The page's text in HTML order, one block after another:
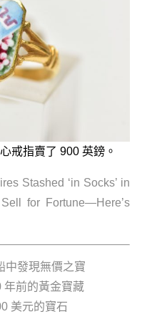
戒指賣了 900 英鎊。
Stashed ‘in Socks’ in
for Fortune—Here’s
中發現無價之寶
年前的黃金寶藏
美元的寶石